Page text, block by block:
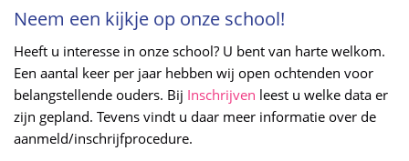
Neem een kijkje op onze school!
Heeft u interesse in onze school? U bent van harte welkom.
Een aantal keer per jaar hebben wij open ochtenden voor
belangstellende ouders. Bij Inschrijven leest u welke data er
zijn gepland. Tevens vindt u daar meer informatie over de
aanmeld/inschrijfprocedure.